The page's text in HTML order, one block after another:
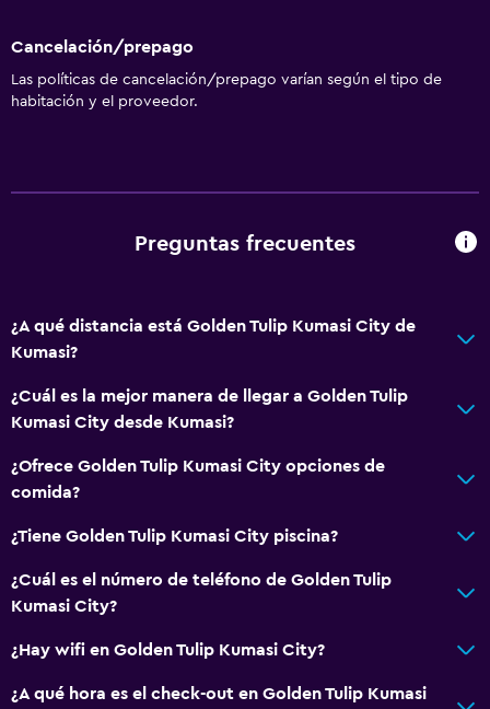
Cancelación/prepago
Las políticas de cancelación/prepago varían según el tipo de
habitación y el proveedor.
Preguntas frecuentes
¿A qué distancia está Golden Tulip Kumasi City de
Kumasi?
¿Cuál es la mejor manera de llegar a Golden Tulip
Kumasi City desde Kumasi?
¿Ofrece Golden Tulip Kumasi City opciones de
comida?
¿Tiene Golden Tulip Kumasi City piscina?
¿Cuál es el número de teléfono de Golden Tulip
Kumasi City?
¿Hay wifi en Golden Tulip Kumasi City?
¿A qué hora es el check-out en Golden Tulip Kumasi